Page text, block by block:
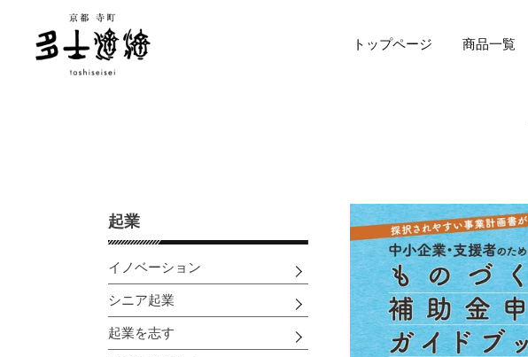
トップページ 商品一覧
起業
イノベーション
シニア起業
起業を志す